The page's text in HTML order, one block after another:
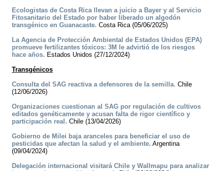
Ecologistas de Costa Rica llevan a juicio a Bayer y al Servicio
Fitosanitario del Estado por haber liberado un algodón
transgénico en Guanacaste. Costa Rica (05/06/2025)
La Agencia de Protección Ambiental de Estados Unidos (EPA)
promueve fertilizantes tóxicos: 3M le advirtió de los riesgos
hace años. Estados Unidos (27/12/2024)
Transgénicos
Consulta del SAG reactiva a defensores de la semilla. Chile
(12/06/2026)
Organizaciones cuestionan al SAG por regulación de cultivos
editados genéticamente y acusan falta de rigor científico y
participación real. Chile (13/04/2026)
Gobierno de Milei baja aranceles para beneficiar el uso de
pesticidas que afectan la salud y el ambiente. Argentina
(09/04/2024)
Delegación internacional visitará Chile y Wallmapu para analizar